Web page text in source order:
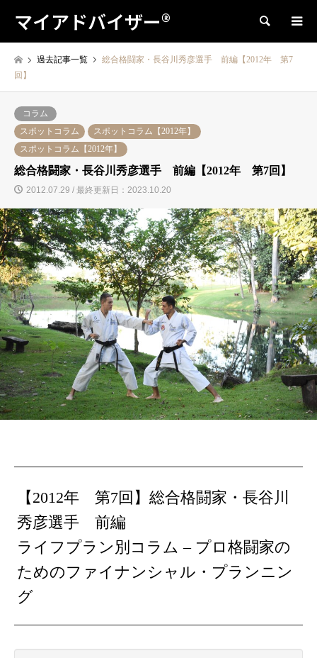
マイアドバイザー® 検索
過去記事一覧
総合格闘家・長谷川秀彦選手 前編【2012年 第7
回】
コラム
スポットコラム
スポットコラム【2012年】
スポットコラム【2012年】
総合格闘家・長谷川秀彦選手 前編【2012年 第7回】
2012.07.29 / 最終更新日：2023.10.20
【2012年 第7回】総合格闘家・長谷川
秀彦選手 前編
ライフプラン別コラム – プロ格闘家の
ためのファイナンシャル・プランニン
グ